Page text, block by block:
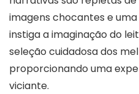
imagens chocantes e
instiga a imaginação do
seleção cuidadosa dos
proporcionando uma
viciante.